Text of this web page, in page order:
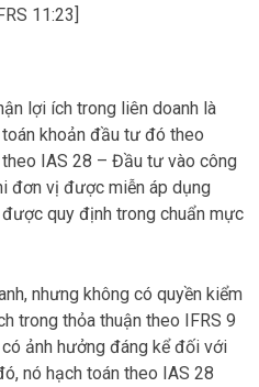
11:23]
lợi ích trong liên doanh là
khoản đầu tư đó theo
IAS 28 – Đầu tư vào công
đơn vị được miễn áp dụng
quy định trong chuẩn mực
nhưng không có quyền kiểm
trong thỏa thuận theo IFRS 9
ảnh hưởng đáng kể đối với
nó hạch toán theo IAS 28